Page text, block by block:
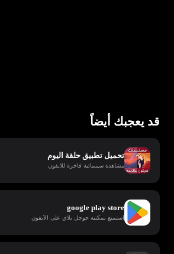
قد يعجبك أيضاً
تحميل تطبيق حلقة اليوم
مشاهدة سينمائية فاخرة للايفون
google play store
استمتع بمكتبة جوجل بلاي على الآيفون